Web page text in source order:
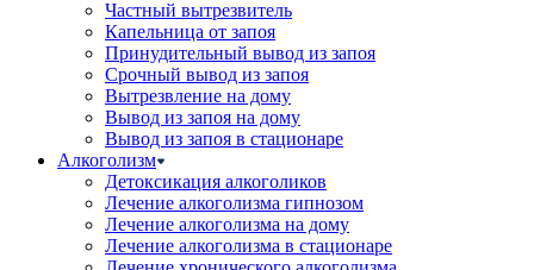
Частный вытрезвитель
Капельница от запоя
Принудительный вывод из запоя
Срочный вывод из запоя
Вытрезвление на дому
Вывод из запоя на дому
Вывод из запоя в стационаре
Алкоголизм
Детоксикация алкоголиков
Лечение алкоголизма гипнозом
Лечение алкоголизма на дому
Лечение алкоголизма в стационаре